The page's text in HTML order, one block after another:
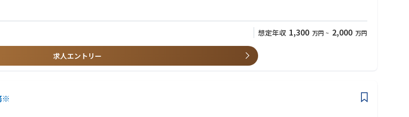
想定年収 1,300 万円 ~ 2,000 万円
求人エントリー
※